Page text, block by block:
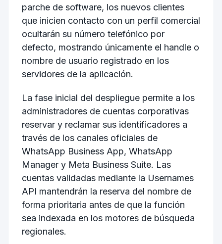
parche de software, los nuevos clientes
que inicien contacto con un perfil comercial
ocultarán su número telefónico por
defecto, mostrando únicamente el handle o
nombre de usuario registrado en los
servidores de la aplicación.
La fase inicial del despliegue permite a los
administradores de cuentas corporativas
reservar y reclamar sus identificadores a
través de los canales oficiales de
WhatsApp Business App, WhatsApp
Manager y Meta Business Suite. Las
cuentas validadas mediante la Usernames
API mantendrán la reserva del nombre de
forma prioritaria antes de que la función
sea indexada en los motores de búsqueda
regionales.